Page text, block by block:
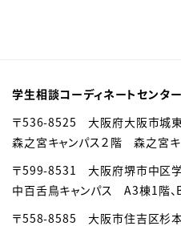
学生相談コーディネートセンター
〒536-8525 大阪府大阪市城
森之宮キャンパス２階 森之宮
〒599-8531 大阪府堺市中区
中百舌鳥キャンパス A3棟1階、
〒558-8585 大阪市住吉区杉